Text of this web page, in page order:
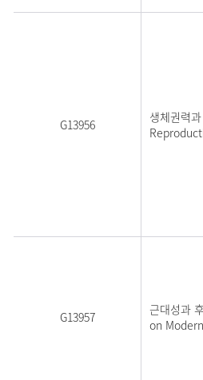
G13956
생체권력
G13957
근대성과
on